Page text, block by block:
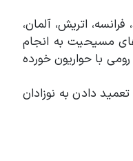
اتریش، آلمان،
مسیحیت به انجام
با حواریون خورده
دادن به نوزادان